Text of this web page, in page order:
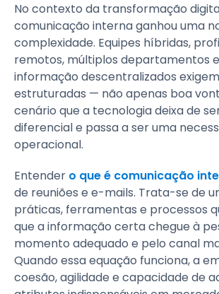
No contexto da transformação
comunicação interna ganhou uma
complexidade. Equipes híbridas,
remotos, múltiplos departamentos
informação descentralizados
estruturadas — não apenas boa
cenário que a tecnologia deixa de
diferencial e passa a ser uma
operacional.
Entender o que é comunicação
de reuniões e e-mails. Trata-se de
práticas, ferramentas e processos
que a informação certa chegue à
momento adequado e pelo canal
Quando essa equação funciona, a
coesão, agilidade e capacidade de